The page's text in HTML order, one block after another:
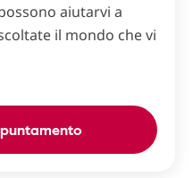
aiutarvi a
il mondo che vi